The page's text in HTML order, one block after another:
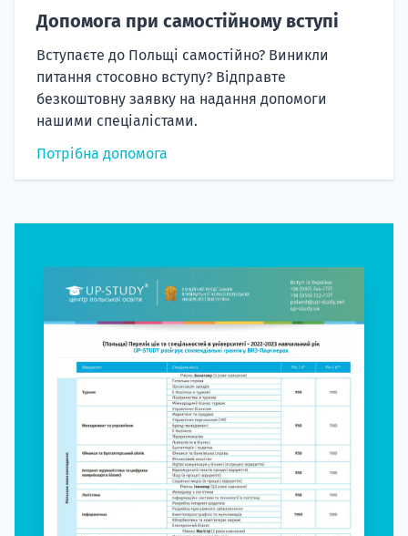
Допомога при самостійному вступі
Вступаєте до Польщі самостійно? Виникли
питання стосовно вступу? Відправте
безкоштовну заявку на надання допомоги
нашими спеціалістами.
Потрібна допомога